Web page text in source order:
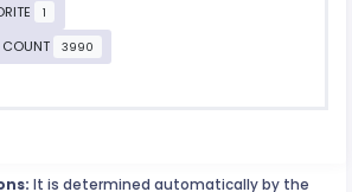
1
COUNT 3990
It is determined automatically by the